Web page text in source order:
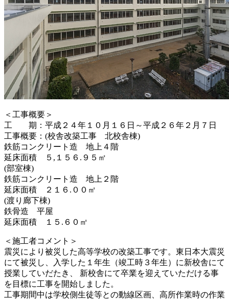
＜工事概要＞
工 期：平成２４年１０月１６日～平成２６年２月７日
工事概要：(校舎改築工事 北校舎棟)
鉄筋コンクリート造 地上４階
延床面積 ５,１５６.９５㎡
(部室棟)
鉄筋コンクリート造 地上２階
延床面積 ２１６.００㎡
(渡り廊下棟)
鉄骨造 平屋
延床面積 １５.６０㎡
＜施工者コメント＞
震災により被災した高等学校の改築工事です。東日本大震災
にて被災し、入学した１年生（竣工時３年生）に新校舎にて
授業していだたき、 新校舎にて卒業を迎えていただける事
を目標に工事を開始しました。
工事期間中は学校側生徒等との動線区画、高所作業時の作業